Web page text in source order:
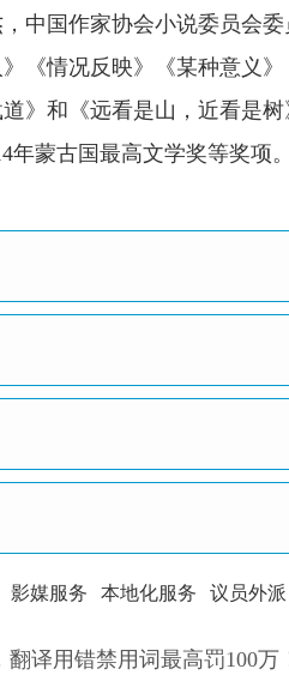
国作家协会小说委员会委
《情况反映》《某种意义
》和《远看是山，近看是
年蒙古国最高文学奖等奖项
影媒服务 本地化服务 议员外派
标准级 专业级 出版级 证件内容
翻译用错禁用词最高罚100万